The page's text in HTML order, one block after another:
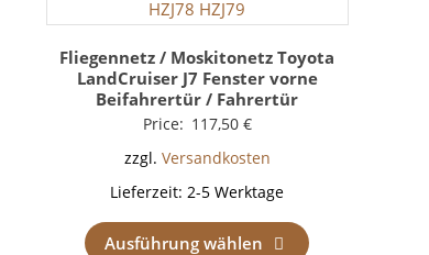
Fliegennetz / Moskitonetz Toyota
LandCruiser J7 Fenster vorne
Beifahrertür / Fahrertür
Price: 117,50 €
zzgl. Versandkosten
Lieferzeit:2-5 Werktage
Ausführung wählen